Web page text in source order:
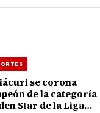
se corona
de la categoría
Star de la Liga